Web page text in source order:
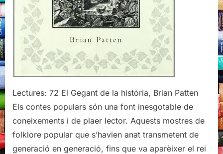
Lectures: 72 El Gegant de la història, Brian Patten
Els contes populars són una font inesgotable de
coneixements i de plaer lector. Aquests mostres de
folklore popular que s’havien anat transmetent de
generació en generació, fins que va aparèixer el rei